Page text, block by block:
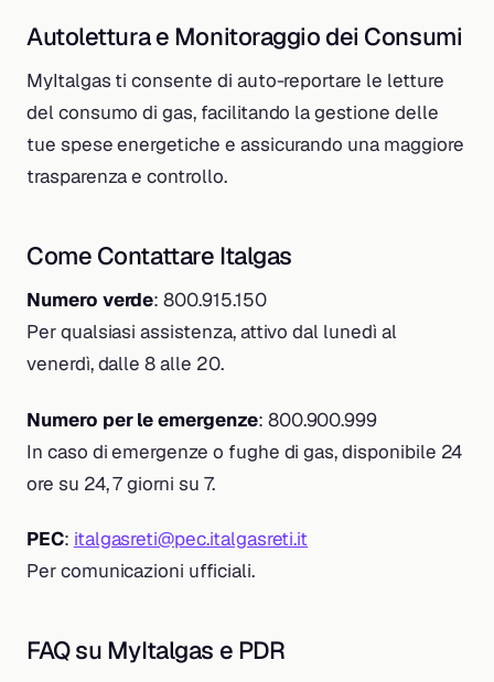
Autolettura e Monitoraggio dei Consumi
MyItalgas ti consente di auto-reportare le letture
del consumo di gas, facilitando la gestione delle
tue spese energetiche e assicurando una maggiore
trasparenza e controllo.
Come Contattare Italgas
Numero verde: 800.915.150
Per qualsiasi assistenza, attivo dal lunedì al
venerdì, dalle 8 alle 20.
Numero per le emergenze: 800.900.999
In caso di emergenze o fughe di gas, disponibile 24
ore su 24, 7 giorni su 7.
PEC: italgasreti@pec.italgasreti.it
Per comunicazioni ufficiali.
FAQ su MyItalgas e PDR